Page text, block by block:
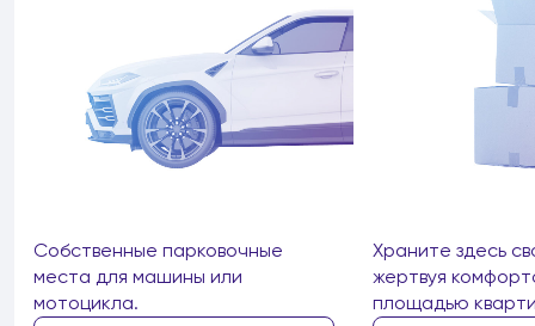
Собственные парковочные
места для машины или
мотоцикла.
Храните здесь
жертвуя
площадью